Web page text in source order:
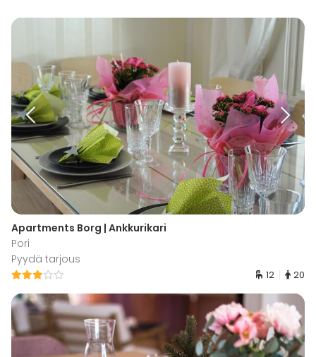
Apartments Borg | Ankkurikari
Pori
Pyydä tarjous
12 20